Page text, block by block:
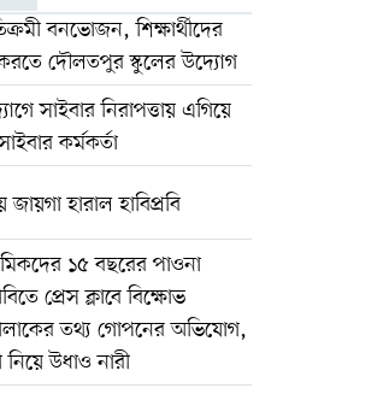
বনভোজন, শিক্ষার্থীদের
করতে দৌলতপুর স্কুলের উদ্যোগ
সাইবার নিরাপত্তায় এগিয়ে
কর্মকর্তা
জায়গা হারাল হাবিপ্রবি
১৫ বছরের পাওনা
প্রেস ক্লাবে বিক্ষোভ
তথ্য গোপনের অভিযোগ,
নিয়ে উধাও নারী